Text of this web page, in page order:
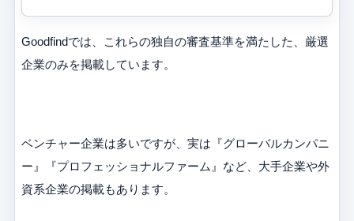
Goodfindでは、これらの独自の審査基準を満たした、厳選
企業のみを掲載しています。
ベンチャー企業は多いですが、実は『グローバルカンパニ
ー』『プロフェッショナルファーム』など、大手企業や外
資系企業の掲載もあります。